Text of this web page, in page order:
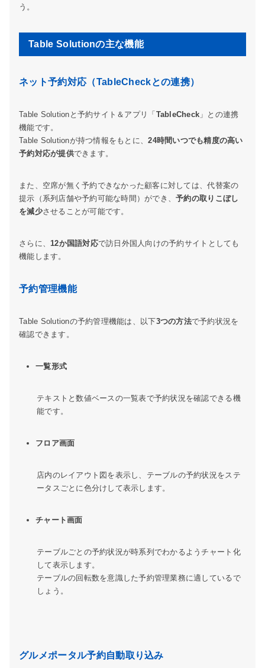
う。
Table Solutionの主な機能
ネット予約対応（TableCheckとの連携）
Table Solutionと予約サイト＆アプリ「 TableCheck 」との連携
機能です。
Table Solutionが持つ情報をもとに、24時間いつでも精度の高い
予約対応が提供できます。
また、空席が無く予約できなかった顧客に対しては、代替案の
提示（系列店舗や予約可能な時間）ができ、予約の取りこぼし
を減少させることが可能です。
さらに、12か国語対応で訪日外国人向けの予約サイトとしても
機能します。
予約管理機能
Table Solutionの予約管理機能は、以下3つの方法で予約状況を
確認できます。
一覧形式
テキストと数値ベースの一覧表で予約状況を確認できる機
能です。
フロア画面
店内のレイアウト図を表示し、テーブルの予約状況をステ
ータスごとに色分けして表示します。
チャート画面
テーブルごとの予約状況が時系列でわかるようチャート化
して表示します。
テーブルの回転数を意識した予約管理業務に適しているで
しょう。
グルメポータル予約自動取り込み